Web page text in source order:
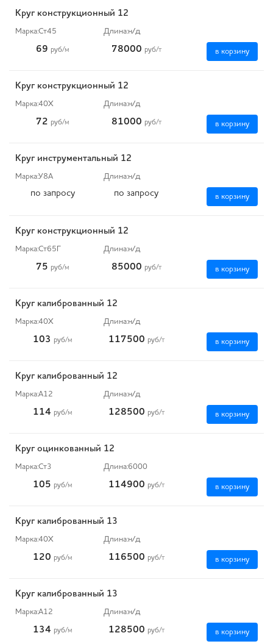
Круг конструкционный 12
Марка:Ст45 Длина:н/д
69 руб/м 78000 руб/т в корзину
Круг конструкционный 12
Марка:40Х Длина:н/д
72 руб/м 81000 руб/т в корзину
Круг инструментальный 12
Марка:У8А Длина:н/д
по запросу по запросу в корзину
Круг конструкционный 12
Марка:Ст65Г Длина:н/д
75 руб/м 85000 руб/т в корзину
Круг калиброванный 12
Марка:40Х Длина:н/д
103 руб/м 117500 руб/т в корзину
Круг калиброванный 12
Марка:А12 Длина:н/д
114 руб/м 128500 руб/т в корзину
Круг оцинкованный 12
Марка:Ст3 Длина:6000
105 руб/м 114900 руб/т в корзину
Круг калиброванный 13
Марка:40Х Длина:н/д
120 руб/м 116500 руб/т в корзину
Круг калиброванный 13
Марка:А12 Длина:н/д
134 руб/м 128500 руб/т в корзину